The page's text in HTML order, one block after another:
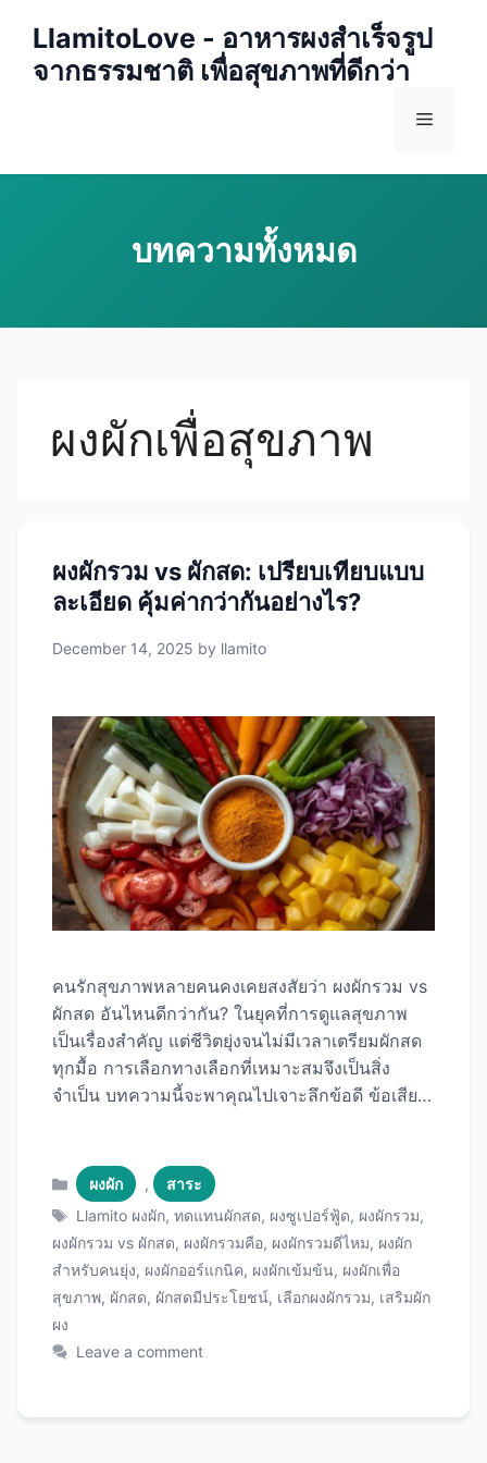
content
LlamitoLove - อาหารผงสำเร็จรูป
จากธรรมชาติ เพื่อสุขภาพที่ดีกว่า
Menu
ผงผักเพื่อสุขภาพ
ผงผักรวม vs ผักสด: เปรียบเทียบแบบ
ละเอียด คุ้มค่ากว่ากันอย่างไร?
December 14, 2025 by llamito
คนรักสุขภาพหลายคนคงเคยสงสัยว่า ผงผักรวม vs
ผักสด อันไหนดีกว่ากัน? ในยุคที่การดูแลสุขภาพ
เป็นเรื่องสำคัญ แต่ชีวิตยุ่งจนไม่มีเวลาเตรียมผักสด
ทุกมื้อ การเลือกทางเลือกที่เหมาะสมจึงเป็นสิ่ง
จำเป็น บทความนี้จะพาคุณไปเจาะลึกข้อดี ข้อเสีย
อาหารที่ผลิตจากผักและผลไม้หลากหลายชนิดที่
ผ่านกระบวนการอย่างพอก (Dehydration) หรือ
การทำแห้งแบบแช่เยือกแข็ง (Freeze-drying) จาก
นั้นนำมาบดเป็นผงละเอียด เพื่อรักษาสารอาหารให้
ได้มากที่สุด ผงผักรวมที่มีคุณภาพมักจะประกอบ
ด้วย: หากคุณกำลังมองหาผงผักรวมคุณภาพดี
ผลิตภัณฑ์จาก Llamito เป็นอีกหนึ่งตัวเลือกที่น่า
ผักสดเป็นแหล่งสารอาหารธรรมชาติที่ร่างกายดูด
Categories
ผงผัก ,
สาระ
Tags
Llamito ผงผัก,ทดแทนผักสด, ผงซูเปอร์ฟู้ด, ผงผักรวม,
ผงผักรวม vs ผักสด, ผงผักรวมคือ, ผงผักรวมดีไหม, ผงผัก
สำหรับคนยุ่ง, ผงผักออร์แกนิค, ผงผักเข้มข้น, ผงผักเพื่อ
สุขภาพ, ผักสด, ผักสดมีประโยชน์, เลือกผงผักรวม, เสริมผัก
ผง
Leave a comment